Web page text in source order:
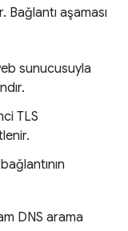
Bağlantı aşaması
sunucusuyla
TLS
DNS arama